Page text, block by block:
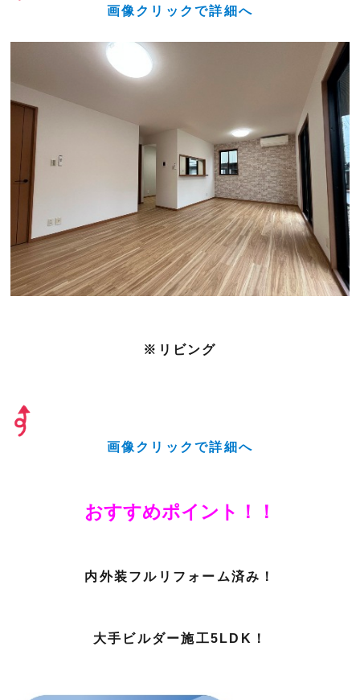
画像クリックで詳細へ
※リビング
画像クリックで詳細へ
おすすめポイント！！
内外装フルリフォーム済み！
大手ビルダー施工5LDK！